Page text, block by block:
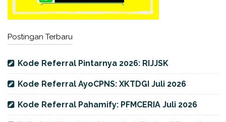
Postingan Terbaru
Kode Referral Pintarnya 2026: RIJJSK
Kode Referral AyoCPNS: XKTDGI Juli 2026
Kode Referral Pahamify: PFMCERIA Juli 2026